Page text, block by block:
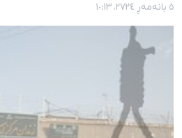
٥ بانەمەڕ ٢٧٢٤، ١٠:١٣